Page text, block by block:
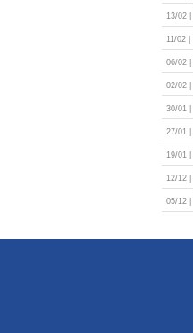
13/02 |
11/02 |
06/02 |
02/02 |
30/01 |
27/01 |
19/01 |
12/12 |
05/12 |